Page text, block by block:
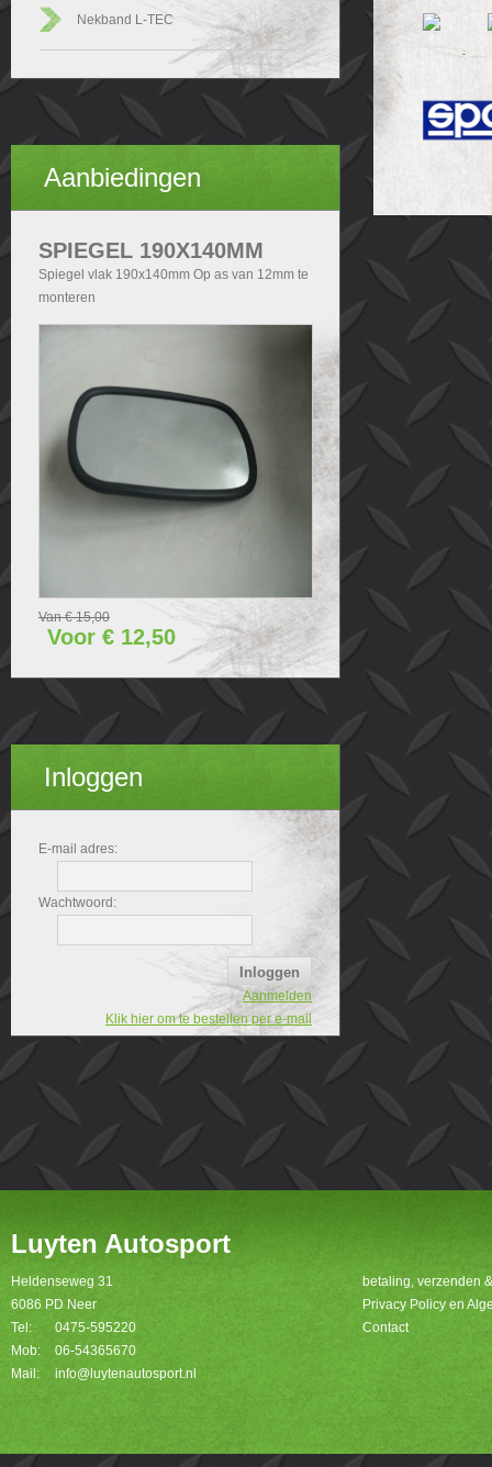
Nekband L-TEC
Aanbiedingen
SPIEGEL 190X140MM
Spiegel vlak 190x140mm Op as van 12mm te
monteren
Van € 15,00
Voor € 12,50
Inloggen
E-mail adres:
Wachtwoord:
Aanmelden
Klik hier om te bestellen per e-mail
Luyten Autosport
Heldenseweg 31
6086 PD Neer
Tel:
0475-595220
Mob:
06-54365670
Mail:
info@luytenautosport.nl
betaling, verzenden
Privacy Policy en
Contact